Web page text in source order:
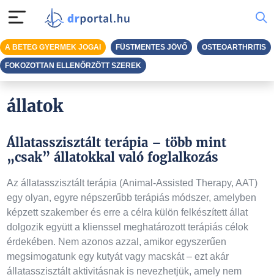
állatok
Állatasszisztált terápia – több mint
„csak” állatokkal való foglalkozás
Az állatasszisztált terápia (Animal-Assisted Therapy, AAT)
egy olyan, egyre népszerűbb terápiás módszer, amelyben
képzett szakember és erre a célra külön felkészített állat
dolgozik együtt a klienssel meghatározott terápiás célok
érdekében. Nem azonos azzal, amikor egyszerűen
megsimogatunk egy kutyát vagy macskát – ezt akár
állatasszisztált aktivitásnak is nevezhetjük, amely nem
A BETEG GYERMEK JOGAI FÜSTMENTES JÖVŐ OSTEOARTHRITIS
FOKOZOTTAN ELLENŐRZÖTT SZEREK